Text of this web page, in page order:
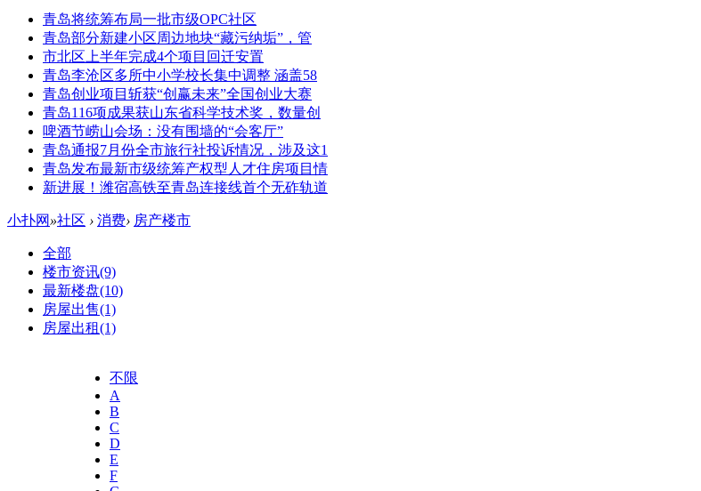
青岛将统筹布局一批市级OPC社区
青岛部分新建小区周边地块“藏污纳垢”，管
市北区上半年完成4个项目回迁安置
青岛李沧区多所中小学校长集中调整 涵盖58
青岛创业项目斩获“创赢未来”全国创业大赛
青岛116项成果获山东省科学技术奖，数量创
啤酒节崂山会场：没有围墙的“会客厅”
青岛通报7月份全市旅行社投诉情况，涉及这1
青岛发布最新市级统筹产权型人才住房项目情
新进展！潍宿高铁至青岛连接线首个无砟轨道
小扑网 »社区 › 消费› 房产楼市
全部
楼市资讯(9)
最新楼盘(10)
房屋出售(1)
房屋出租(1)
不限
A
B
C
D
E
F